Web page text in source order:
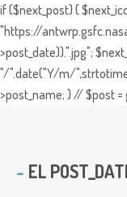
if ($next_post) {
"https://
>post_date)).".jpg";
"/".date("Y/m/
>post_name; } // $post =
EL